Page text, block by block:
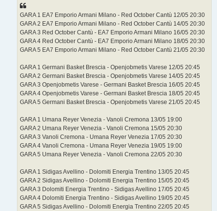
GARA 1 EA7 Emporio Armani Milano - Red October Cantù 12/05 20:30
GARA 2 EA7 Emporio Armani Milano - Red October Cantù 14/05 20:30
GARA 3 Red October Cantù - EA7 Emporio Armani Milano 16/05 20:30
GARA 4 Red October Cantù - EA7 Emporio Armani Milano 18/05 20:30
GARA 5 EA7 Emporio Armani Milano - Red October Cantù 21/05 20:30
GARA 1 Germani Basket Brescia - Openjobmetis Varese 12/05 20:45
GARA 2 Germani Basket Brescia - Openjobmetis Varese 14/05 20:45
GARA 3 Openjobmetis Varese - Germani Basket Brescia 16/05 20:45
GARA 4 Openjobmetis Varese - Germani Basket Brescia 18/05 20:45
GARA 5 Germani Basket Brescia - Openjobmetis Varese 21/05 20:45
GARA 1 Umana Reyer Venezia - Vanoli Cremona 13/05 19:00
GARA 2 Umana Reyer Venezia - Vanoli Cremona 15/05 20:30
GARA 3 Vanoli Cremona - Umana Reyer Venezia 17/05 20:30
GARA 4 Vanoli Cremona - Umana Reyer Venezia 19/05 19:00
GARA 5 Umana Reyer Venezia - Vanoli Cremona 22/05 20:30
GARA 1 Sidigas Avellino - Dolomiti Energia Trentino 13/05 20:45
GARA 2 Sidigas Avellino - Dolomiti Energia Trentino 15/05 20:45
GARA 3 Dolomiti Energia Trentino - Sidigas Avellino 17/05 20:45
GARA 4 Dolomiti Energia Trentino - Sidigas Avellino 19/05 20:45
GARA 5 Sidigas Avellino - Dolomiti Energia Trentino 22/05 20:45